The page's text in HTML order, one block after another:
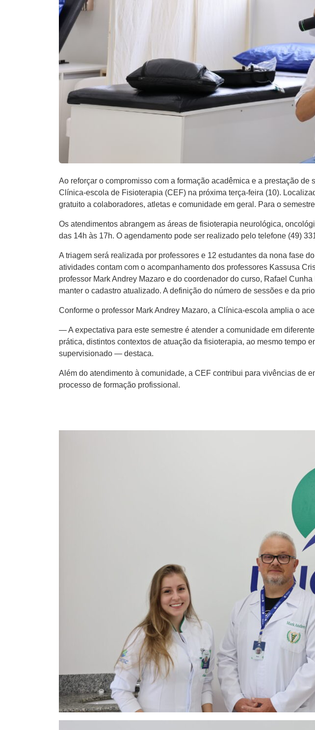
Ao reforçar o compromisso com a formação acadêmica e a prestação
Clínica-escola de Fisioterapia (CEF) na próxima terça-feira (10).
gratuito a colaboradores, atletas e comunidade em geral. Para o
Os atendimentos abrangem as áreas de fisioterapia neurológica,
das 14h às 17h. O agendamento pode ser realizado pelo telefone (49)
A triagem será realizada por professores e 12 estudantes da nona fase
atividades contam com o acompanhamento dos professores Kassusa
professor Mark Andrey Mazaro e do coordenador do curso, Rafael
manter o cadastro atualizado. A definição do número de sessões e da
Conforme o professor Mark Andrey Mazaro, a Clínica-escola amplia o
— A expectativa para este semestre é atender a comunidade em
prática, distintos contextos de atuação da fisioterapia, ao mesmo tempo
supervisionado — destaca.
Além do atendimento à comunidade, a CEF contribui para vivências de
processo de formação profissional.